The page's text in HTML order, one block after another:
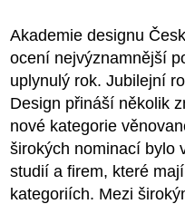
Akademie designu
ocení nejvýznamnější
uplynulý rok. Jubilejní
Design přináší několik
nové kategorie
širokých nominací bylo
studií a firem, které
kategoriích. Mezi